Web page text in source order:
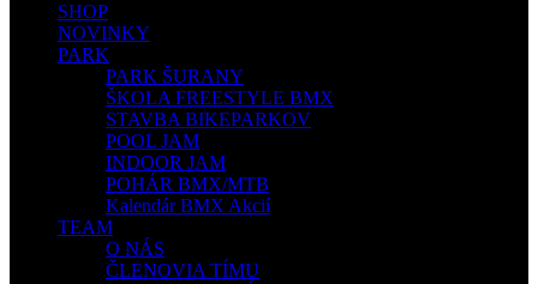
SHOP
NOVINKY
PARK
PARK ŠURANY
ŠKOLA FREESTYLE BMX
STAVBA BIKEPARKOV
POOL JAM
INDOOR JAM
POHÁR BMX/MTB
Kalendár BMX Akcií
TEAM
O NÁS
ČLENOVIA TÍMU